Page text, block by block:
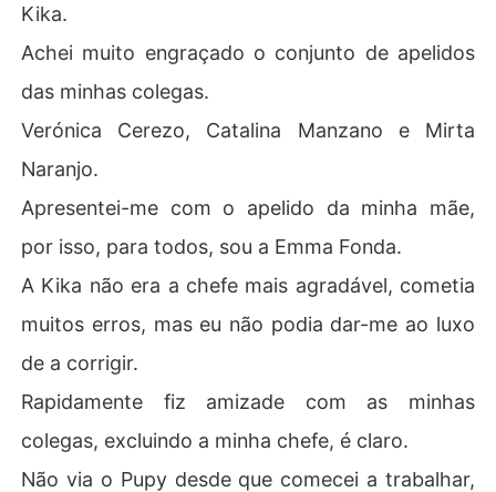
Kika.
Achei muito engraçado o conjunto de apelidos
das minhas colegas.
Verónica Cerezo, Catalina Manzano e Mirta
Naranjo.
Apresentei-me com o apelido da minha mãe,
por isso, para todos, sou a Emma Fonda.
A Kika não era a chefe mais agradável, cometia
muitos erros, mas eu não podia dar-me ao luxo
de a corrigir.
Rapidamente fiz amizade com as minhas
colegas, excluindo a minha chefe, é claro.
Não via o Pupy desde que comecei a trabalhar,